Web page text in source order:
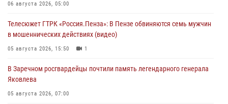
06 августа 2026, 05:00
Телесюжет ГТРК «Россия.Пенза»: В Пензе обвиняются семь мужчин
в мошеннических действиях (видео)
05 августа 2026, 15:50 1
В Заречном росгвардейцы почтили память легендарного генерала
Яковлева
05 августа 2026, 07:00